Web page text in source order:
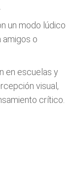
un modo lúdico
amigos o
en escuelas y
visual,
crítico.